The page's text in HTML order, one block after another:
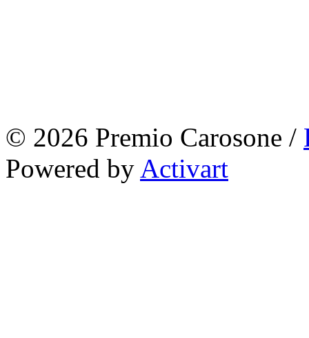
© 2026 Premio Carosone /
Powered by Activart